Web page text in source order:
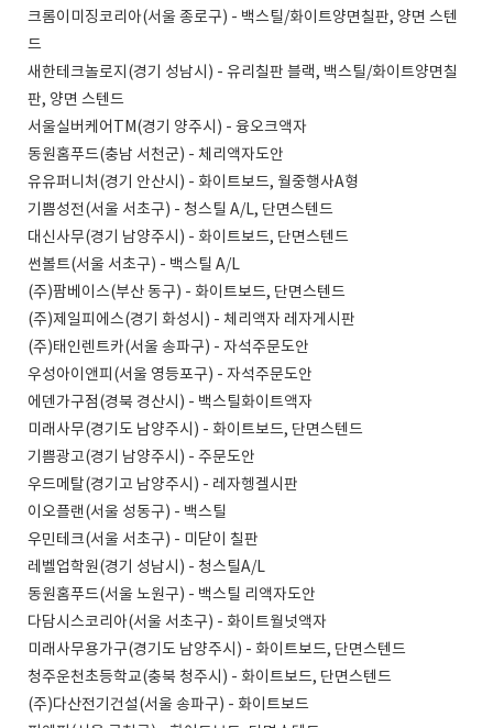
크롬이미징코리아(서울 종로구) - 백스틸/화이트양면칠판, 양면 스텐
드
새한테크놀로지(경기 성남시) - 유리칠판 블랙, 백스틸/화이트양면칠
판, 양면 스텐드
서울실버케어TM(경기 양주시) - 융오크액자
동원홈푸드(충남 서천군) - 체리액자도안
유유퍼니처(경기 안산시) - 화이트보드, 월중행사A형
기쁨성전(서울 서초구) - 청스틸 A/L, 단면스텐드
대신사무(경기 남양주시) - 화이트보드, 단면스텐드
썬볼트(서울 서초구) - 백스틸 A/L
(주)팜베이스(부산 동구) - 화이트보드, 단면스텐드
(주)제일피에스(경기 화성시) - 체리액자 레자게시판
(주)태인렌트카(서울 송파구) - 자석주문도안
우성아이앤피(서울 영등포구) - 자석주문도안
에덴가구점(경북 경산시) - 백스틸화이트액자
미래사무(경기도 남양주시) - 화이트보드, 단면스텐드
기쁨광고(경기 남양주시) - 주문도안
우드메탈(경기고 남양주시) - 레자헹겔시판
이오플랜(서울 성동구) - 백스틸
우민테크(서울 서초구) - 미닫이 칠판
레벨업학원(경기 성남시) - 청스틸A/L
동원홈푸드(서울 노원구) - 백스틸 리액자도안
다담시스코리아(서울 서초구) - 화이트월넛액자
미래사무용가구(경기도 남양주시) - 화이트보드, 단면스텐드
청주운천초등학교(충북 청주시) - 화이트보드, 단면스텐드
(주)다산전기건설(서울 송파구) - 화이트보드